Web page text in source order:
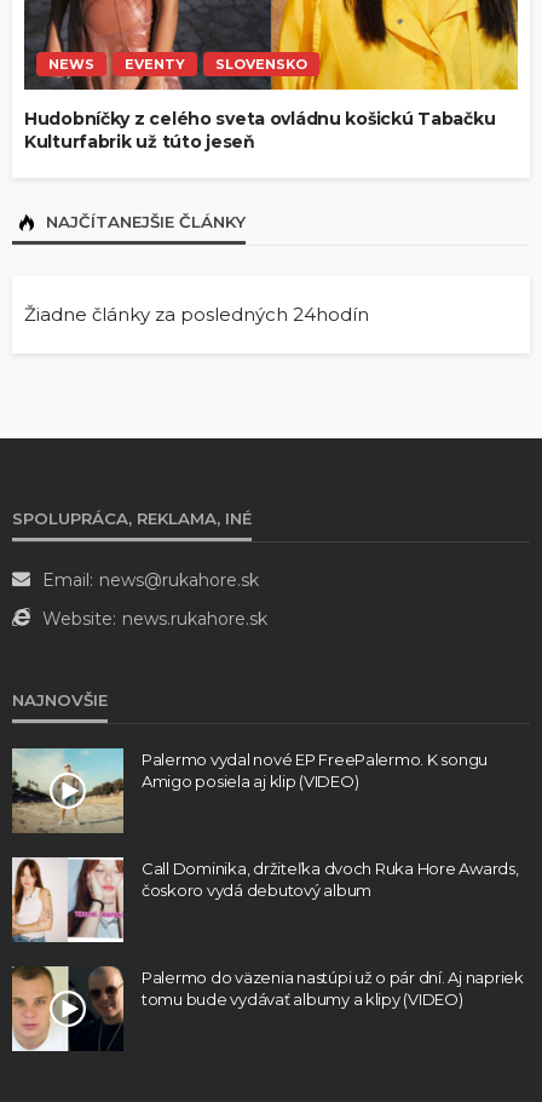
NEWS EVENTY SLOVENSKO
Hudobníčky z celého sveta ovládnu košickú Tabačku
Kulturfabrik už túto jeseň
NAJČÍTANEJŠIE ČLÁNKY
Žiadne články za posledných 24hodín
SPOLUPRÁCA, REKLAMA, INÉ
Email: news@rukahore.sk
Website: news.rukahore.sk
NAJNOVŠIE
Palermo vydal nové EP FreePalermo. K songu
Amigo posiela aj klip (VIDEO)
Call Dominika, držiteľka dvoch Ruka Hore Awards,
čoskoro vydá debutový album
Palermo do väzenia nastúpi už o pár dní. Aj napriek
tomu bude vydávať albumy a klipy (VIDEO)